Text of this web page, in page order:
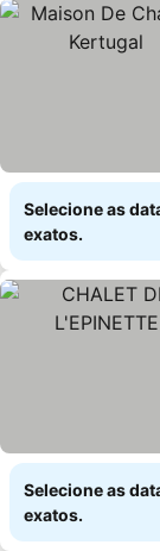
Selecione as
exatos.
Selecione as
exatos.